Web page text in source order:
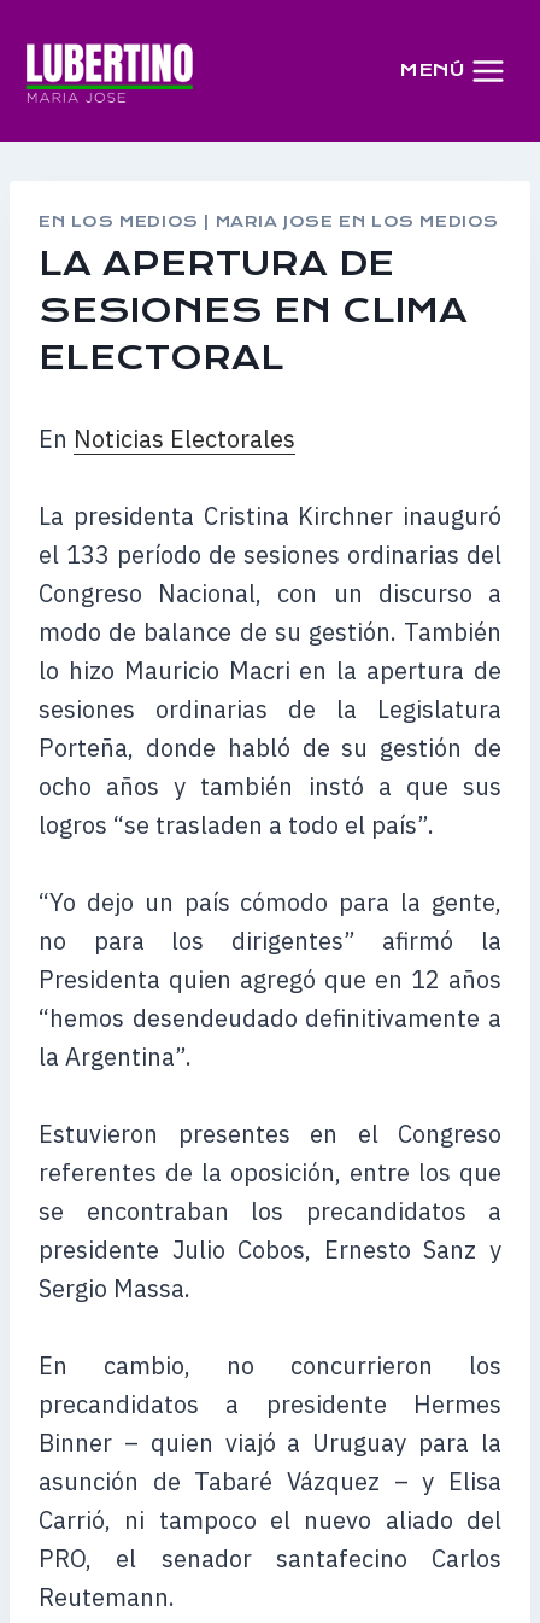
contenido
MENÚ
EN LOS MEDIOS MARIA JOSE EN LOS MEDIOS
LA APERTURA DE
SESIONES EN CLIMA
En Noticias Electorales
La presidenta Cristina Kirchner inauguró
el 133 período de sesiones ordinarias del
Congreso Nacional, con un discurso a
modo de balance de su gestión. También
lo hizo Mauricio Macri en la apertura de
sesiones ordinarias de la Legislatura
Porteña, donde habló de su gestión de
ocho años y también instó a que sus
logros “se trasladen a todo el país”.
“Yo dejo un país cómodo para la gente,
no para los dirigentes” afirmó la
Presidenta quien agregó que en 12 años
“hemos desendeudado definitivamente a
la Argentina”.
Estuvieron presentes en el Congreso
referentes de la oposición, entre los que
se encontraban los precandidatos a
presidente Julio Cobos, Ernesto Sanz y
Sergio Massa.
En cambio, no concurrieron los
precandidatos a presidente Hermes
Binner – quien viajó a Uruguay para la
asunción de Tabaré Vázquez – y Elisa
Carrió, ni tampoco el nuevo aliado del
PRO, el senador santafecino Carlos
Reutemann.